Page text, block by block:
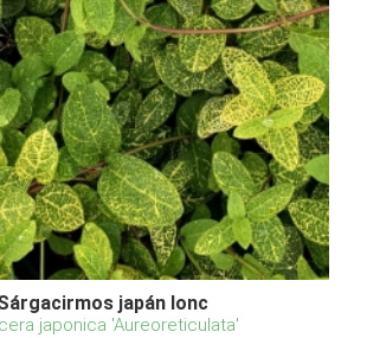
japán lonc
japonica 'Aureoreticulata'